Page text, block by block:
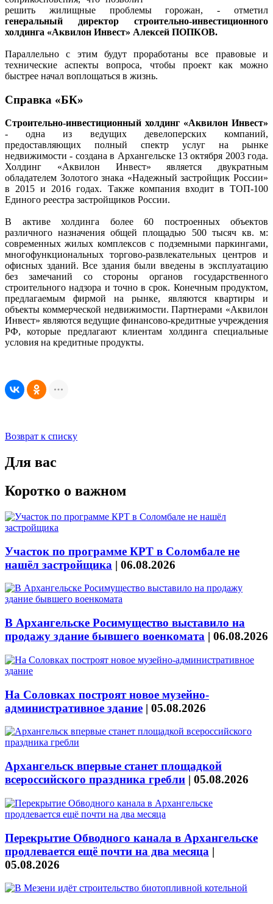
решить жилищные проблемы горожан, - отметил
генеральный директор строительно-инвестиционного
холдинга «Аквилон Инвест» Алексей ПОПКОВ.
Параллельно с этим будут проработаны все правовые и
технические аспекты вопроса, чтобы проект как можно
быстрее начал воплощаться в жизнь.
Справка «БК»
Строительно-инвестиционный холдинг «Аквилон Инвест»
- одна из ведущих девелоперских компаний,
предоставляющих полный спектр услуг на рынке
недвижимости - создана в Архангельске 13 октября 2003 года.
Холдинг «Аквилон Инвест» является двукратным
обладателем Золотого знака «Надежный застройщик России»
в 2015 и 2016 годах. Также компания входит в ТОП-100
Единого реестра застройщиков России.
В активе холдинга более 60 построенных объектов
различного назначения общей площадью 500 тысяч кв. м:
современных жилых комплексов с подземными паркингами,
многофункциональных торгово-развлекательных центров и
офисных зданий. Все здания были введены в эксплуатацию
без замечаний со стороны органов государственного
строительного надзора и точно в срок. Конечным продуктом,
предлагаемым фирмой на рынке, являются квартиры и
объекты коммерческой недвижимости. Партнерами «Аквилон
Инвест» являются ведущие финансово-кредитные учреждения
РФ, которые предлагают клиентам холдинга специальные
условия на кредитные продукты.
Возврат к списку
Для вас
Коротко о важном
Участок по программе КРТ в Соломбале не
нашёл застройщика | 06.08.2026
В Архангельске Росимущество выставило на
продажу здание бывшего военкомата | 06.08.2026
На Соловках построят новое музейно-
административное здание | 05.08.2026
Архангельск впервые станет площадкой
всероссийского праздника гребли | 05.08.2026
Перекрытие Обводного канала в Архангельске
продлевается ещё почти на два месяца |
05.08.2026